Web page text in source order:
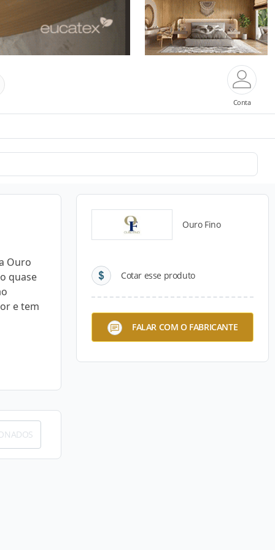
Conta
Ouro
quase
e tem
Ouro Fino
Cotar esse produto
FALAR COM O FABRICANTE